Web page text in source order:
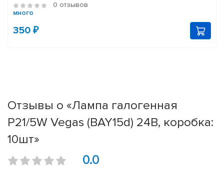
0 отзывов
много
350 ₽
Отзывы о «Лампа галогенная
P21/5W Vegas (BAY15d) 24В, коробка:
10шт»
0.0